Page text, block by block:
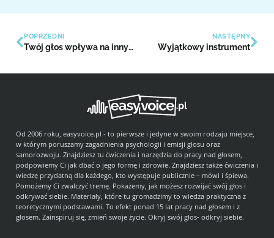
POPRZEDNI
Twój głos wpływa na innych
NASTĘPNY
Wyjątkowy instrument
Od 2006 roku, easyvoice.pl - to pierwsze i jedyne w swoim rodzaju miejsce,
w którym poruszamy zagadnienia psychologii i emisji głosu oraz
samorozwoju. Znajdziesz tu ćwiczenia i narzędzia do pracy nad głosem,
podpowiemy Ci jak dbać o jego formę i zdrowie. Znajdziesz także ćwiczenia i
wiedzę przydatną dla każdego, kto występuje publicznie – mówi i śpiewa.
Pomożemy Ci zwalczyć tremę. Pokażemy, jak możesz rozwijać swój głos i
odkrywać siebie. Materiały, które tu gromadzimy to wiedza praktyczna z
teoretycznymi podstawami. To efekt ponad 15 lat pracy nad głosem i z
głosem. Zainspiruj się, zmień swoje życie. Okryj swój głos- odkryj siebie.